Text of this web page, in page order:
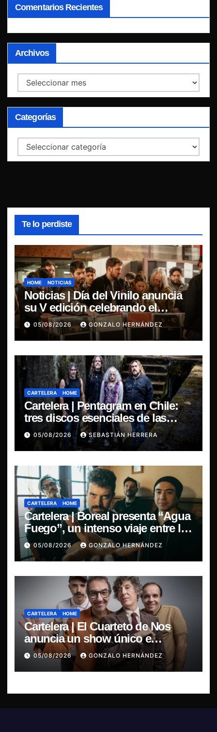
Comentarios Recientes
Archivos
Archivos
Categorías
Categorías
Te lo perdiste
HOME NOTICIAS
Noticias | Día del Vinilo anuncia
su V edición celebrando el
regreso del 7″ fabricado en Chile
05/08/2026 GONZALO HERNÁNDEZ
CARTELERA HOME
Cartelera | Pentagram en Chile:
tres discos esenciales de las
leyendas del doom
05/08/2026 SEBASTIÁN HERRERA
CARTELERA HOME
Cartelera | Boreal presenta “Agua
Fuego”, un intenso viaje entre la
pasión y la desilusión
05/08/2026 GONZALO HERNÁNDEZ
CARTELERA HOME
Cartelera | El Cuarteto de Nos
anuncia un show único e
irrepetible en el Movistar Arena
05/08/2026 GONZALO HERNÁNDEZ